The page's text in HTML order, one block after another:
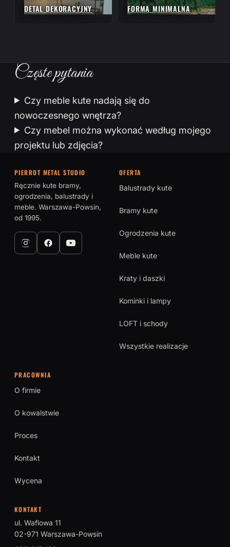
DETAL DEKORACYJNY FORMA MINIMALNA
Częste pytania
Czy meble kute nadają się do
nowoczesnego wnętrza?
Czy mebel można wykonać według mojego
projektu lub zdjęcia?
PIERROT METAL STUDIO
Ręcznie kute bramy,
ogrodzenia, balustrady i
meble. Warszawa-Powsin,
od 1995.
OFERTA
Balustrady kute
Bramy kute
Ogrodzenia kute
Meble kute
Kraty i daszki
Kominki i lampy
LOFT i schody
Wszystkie realizacje
PRACOWNIA
O firmie
O kowalstwie
Proces
Kontakt
Wycena
KONTAKT
ul. Waflowa 11
02-971 Warszawa-Powsin